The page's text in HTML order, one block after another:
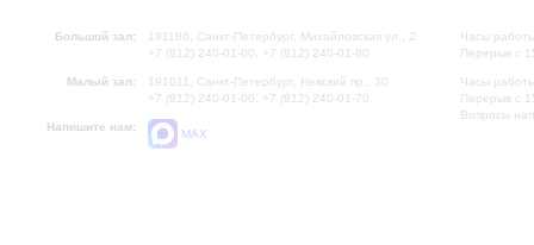
Большой зал:
191186, Санкт-Петербург, Михайловская ул., 2
+7 (812) 240-01-00, +7 (812) 240-01-80
Малый зал:
191011, Санкт-Петербург, Невский пр., 30
+7 (812) 240-01-00, +7 (812) 240-01-70
Напишите нам:
MAX
Часы
Перерыв с
Часы
Перерыв с
Вопросы